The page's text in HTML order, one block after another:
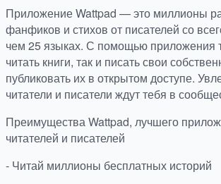
Приложение Wattpad — это миллионы
фанфиков и стихов от писателей со
чем 25 языках. С помощью приложения
читать книги, так и писать свои
публиковать их в открытом доступе.
читатели и писатели ждут тебя в
Преимущества Wattpad, лучшего
читателей и писателей
- Читай миллионы бесплатных историй